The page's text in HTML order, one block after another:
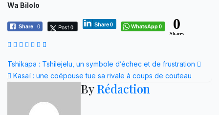
Wa Bilolo
Share 0 Post 0 Share0 WhatsApp0 0
Shares
Navigation
de
l’article
Tshikapa : Tshilejelu, un symbole d’échec et de frustration
Kasaï : une coépouse tue sa rivale à coups de couteau
ByRédaction